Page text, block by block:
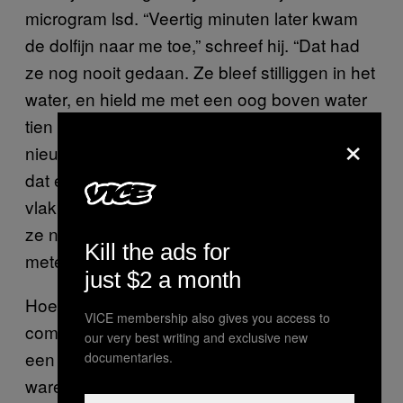
microgram lsd. “Veertig minuten later kwam
de dolfijn naar me toe,” schreef hij. “Dat had
ze nog nooit gedaan. Ze bleef stilliggen in het
water, en hield me met een oog boven water
tien minuten in de gaten. Dit was compleet
nieuw gedrag. Ik begon te lopen om te zien of
dat effect zou hebben, en ze volgde me,
vlakbij de rand van het bad. Sinds de trip blijft
ze nog maar op een afstand van zo’n 16
meter, terwijl dat eerst zo’n 65 meter was.”
Hoewel Lilly’s experimenten met
communicatie met dolfijnen in veel opzichten
een ethische en wetenschappelijke miskleun
waren, heeft zijn werk een diepgaande
×
Kill the ads for
just $2 a month
VICE membership also gives you access to
our very best writing and exclusive new
documentaries.